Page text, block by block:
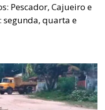
Pescador, Cajueiro e
segunda, quarta e